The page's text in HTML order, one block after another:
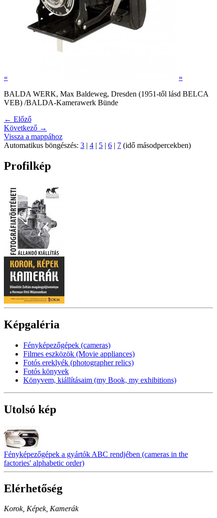
«
»
BALDA WERK, Max Baldeweg, Dresden (1951-től lásd BELCA
VEB) /BALDA-Kamerawerk Bünde
← Előző
Következő →
Vissza a mappához
Automatikus böngészés: 3 | 4 | 5 | 6 | 7 (idő másodpercekben)
Profilkép
Képgaléria
Fényképezőgépek (cameras)
Filmes eszközök (Movie appliances)
Fotós ereklyék (photographer relics)
Fotós könyvek
Könyvem, kiállításaim (my Book, my exhibitions)
Utolsó kép
Fényképezőgépek a gyártók ABC rendjében (cameras in the
factories' alphabetic order)
Elérhetőség
Korok, Képek, Kamerák